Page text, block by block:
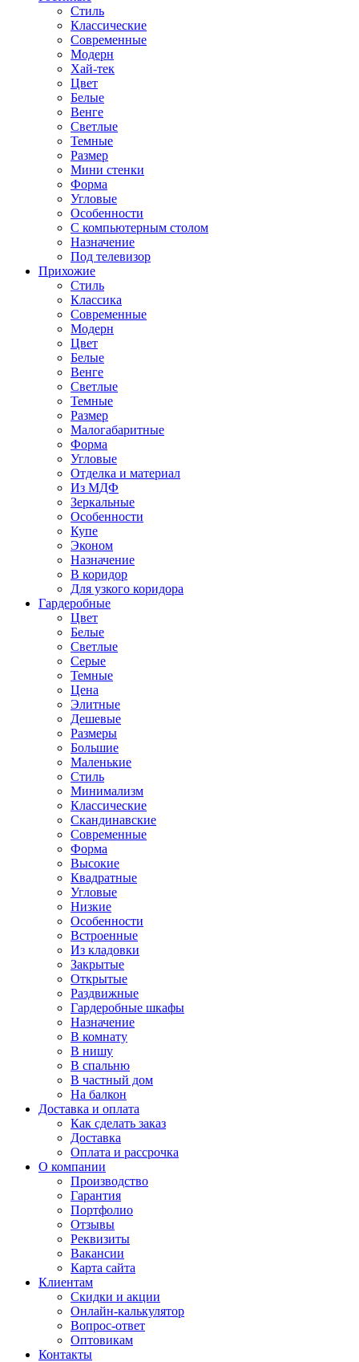
Стиль
Классические
Современные
Модерн
Хай-тек
Цвет
Белые
Венге
Светлые
Темные
Размер
Мини стенки
Форма
Угловые
Особенности
С компьютерным столом
Назначение
Под телевизор
Прихожие
Стиль
Классика
Современные
Модерн
Цвет
Белые
Венге
Светлые
Темные
Размер
Малогабаритные
Форма
Угловые
Отделка и материал
Из МДФ
Зеркальные
Особенности
Купе
Эконом
Назначение
В коридор
Для узкого коридора
Гардеробные
Цвет
Белые
Светлые
Серые
Темные
Цена
Элитные
Дешевые
Размеры
Большие
Маленькие
Стиль
Минимализм
Классические
Скандинавские
Современные
Форма
Высокие
Квадратные
Угловые
Низкие
Особенности
Встроенные
Из кладовки
Закрытые
Открытые
Раздвижные
Гардеробные шкафы
Назначение
В комнату
В нишу
В спальню
В частный дом
На балкон
Доставка и оплата
Как сделать заказ
Доставка
Оплата и рассрочка
О компании
Производство
Гарантия
Портфолио
Отзывы
Реквизиты
Вакансии
Карта сайта
Клиентам
Скидки и акции
Онлайн-калькулятор
Вопрос-ответ
Оптовикам
Контакты